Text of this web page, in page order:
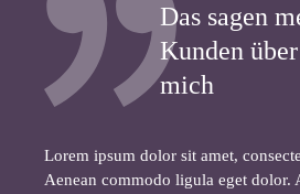
Das sagen
Kunden über
mich
Lorem ipsum dolor sit amet,
Aenean commodo ligula eget dolor.